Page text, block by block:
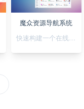
魔众资源导航系统
快速构建一个在线资源导航系统